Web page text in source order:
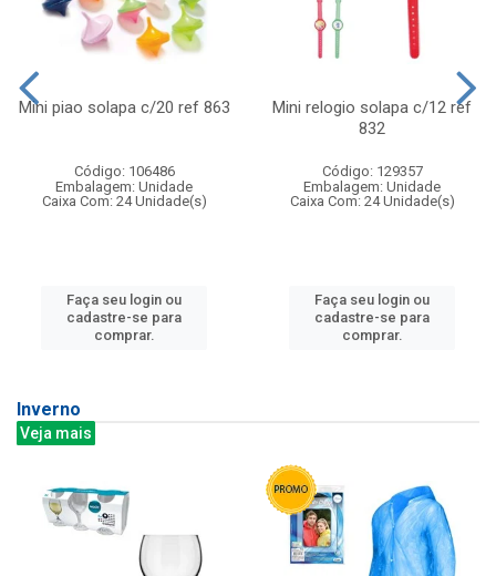
Mini piao solapa c/20 ref 863
Código: 106486
Embalagem: Unidade
Caixa Com: 24 Unidade(s)
Faça seu login ou
cadastre-se para
comprar.
Mini relogio solapa c/12 ref
832
Código: 129357
Embalagem: Unidade
Caixa Com: 24 Unidade(s)
Faça seu login ou
cadastre-se para
comprar.
Inverno
Veja mais